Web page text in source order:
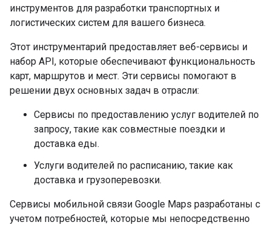
инструментов для разработки транспортных и
логистических систем для вашего бизнеса.
Этот инструментарий предоставляет веб-сервисы и
набор API, которые обеспечивают функциональность
карт, маршрутов и мест. Эти сервисы помогают в
решении двух основных задач в отрасли:
Сервисы по предоставлению услуг водителей по
запросу, такие как совместные поездки и
доставка еды.
Услуги водителей по расписанию, такие как
доставка и грузоперевозки.
Сервисы мобильной связи Google Maps разработаны с
учетом потребностей, которые мы непосредственно